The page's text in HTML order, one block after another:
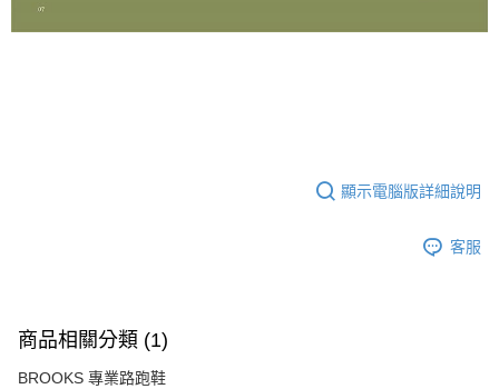
顯示電腦版詳細說明
客服
商品相關分類 (1)
BROOKS 專業路跑鞋